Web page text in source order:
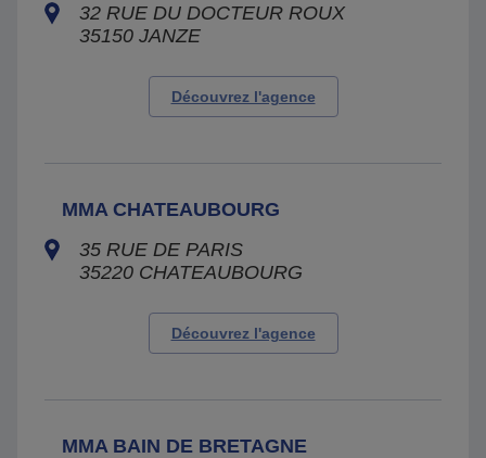
32 RUE DU DOCTEUR ROUX
35150 JANZE
Découvrez l'agence
MMA CHATEAUBOURG
35 RUE DE PARIS
35220 CHATEAUBOURG
Découvrez l'agence
MMA BAIN DE BRETAGNE